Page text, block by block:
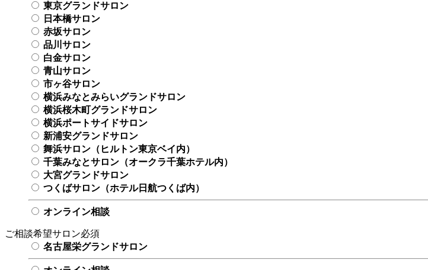
東京グランドサロン
日本橋サロン
赤坂サロン
品川サロン
白金サロン
青山サロン
市ヶ谷サロン
横浜みなとみらいグランドサロン
横浜桜木町グランドサロン
横浜ポートサイドサロン
新浦安グランドサロン
舞浜サロン（ヒルトン東京ベイ内）
千葉みなとサロン（オークラ千葉ホテル内）
大宮グランドサロン
つくばサロン（ホテル日航つくば内）
オンライン相談
ご相談希望サロン必須
名古屋栄グランドサロン